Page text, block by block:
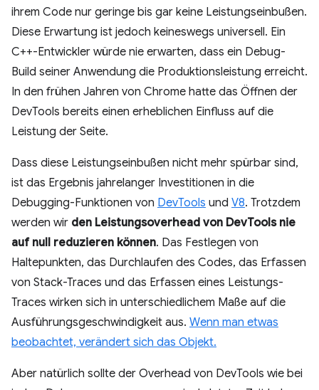
ihrem Code nur geringe bis gar keine Leistungseinbußen.
Diese Erwartung ist jedoch keineswegs universell. Ein
C++-Entwickler würde nie erwarten, dass ein Debug-
Build seiner Anwendung die Produktionsleistung erreicht.
In den frühen Jahren von Chrome hatte das Öffnen der
DevTools bereits einen erheblichen Einfluss auf die
Leistung der Seite.
Dass diese Leistungseinbußen nicht mehr spürbar sind,
ist das Ergebnis jahrelanger Investitionen in die
Debugging-Funktionen von DevTools und V8. Trotzdem
werden wir den Leistungsoverhead von DevTools nie
auf null reduzieren können. Das Festlegen von
Haltepunkten, das Durchlaufen des Codes, das Erfassen
von Stack-Traces und das Erfassen eines Leistungs-
Traces wirken sich in unterschiedlichem Maße auf die
Ausführungsgeschwindigkeit aus. Wenn man etwas
beobachtet, verändert sich das Objekt.
Aber natürlich sollte der Overhead von DevTools wie bei